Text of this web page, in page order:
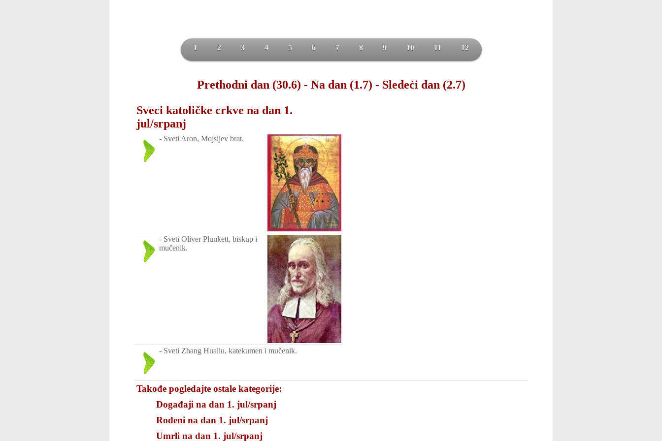
1 2 3 4 5 6 7 8 9 10 11 12
Prethodni dan (30.6) - Na dan (1.7) - Sledeći dan (2.7)
Sveci katoličke crkve na dan 1.
jul/srpanj
- Sveti Aron, Mojsijev brat.
- Sveti Oliver Plunkett, biskup i
mučenik.
- Sveti Zhang Huailu, katekumen i mučenik.
Takođe pogledajte ostale kategorije:
Događaji na dan 1. jul/srpanj
Rođeni na dan 1. jul/srpanj
Umrli na dan 1. jul/srpanj